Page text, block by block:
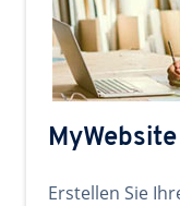
MyWebsite
Erstellen Sie